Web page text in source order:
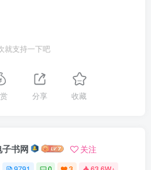
就支持一下吧
分享 收藏
书网 关注